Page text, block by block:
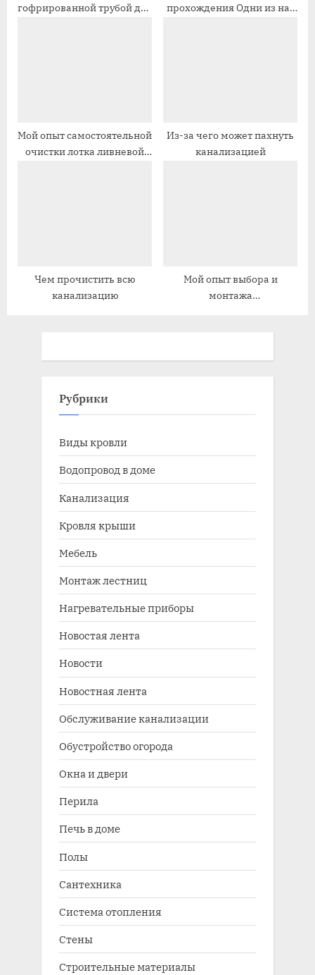
п
п
гофрированной трубой для
прохождения Одни из нас
Мой опыт самостоятельной
очистки лотка ливневой
Из-за чего может пахнуть
канализацией
Чем прочистить всю
канализацию
Мой опыт выбора и
монтажа
Рубрики
Виды кровли
Водопровод в доме
Канализация
Кровля крыши
Мебель
Монтаж лестниц
Нагревательные приборы
Новостая лента
Новости
Новостная лента
Обслуживание канализации
Обустройство огорода
Окна и двери
Перила
Печь в доме
Полы
Сантехника
Система отопления
Стены
Строительные материалы